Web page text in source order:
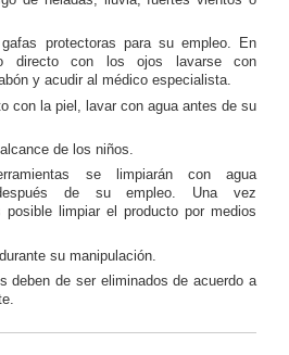
protectoras para su empleo. En
directo con los ojos lavarse con
y acudir al médico especialista.
con la piel, lavar con agua antes de su
de los niños.
se limpiarán con agua
después de su empleo. Una vez
posible limpiar el producto por medios
su manipulación.
deben de ser eliminados de acuerdo a